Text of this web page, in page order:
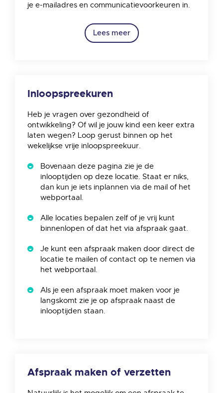
je e-mailadres en communicatievoorkeuren in.
Lees meer
Inloopspreekuren
Heb je vragen over gezondheid of
ontwikkeling? Of wil je jouw kind een keer extra
laten wegen? Loop gerust binnen op het
wekelijkse vrije inloopspreekuur.
Bovenaan deze pagina zie je de
inlooptijden op deze locatie. Staat er niks,
dan kun je iets inplannen via de mail of het
webportaal.
Alle locaties bepalen zelf of je vrij kunt
binnenlopen of dat het via afspraak gaat.
Je kunt een afspraak maken door direct de
locatie te mailen of contact op te nemen via
het webportaal.
Als je een afspraak moet maken voor je
langskomt zie je op afspraak naast de
inlooptijden staan.
Afspraak maken of verzetten